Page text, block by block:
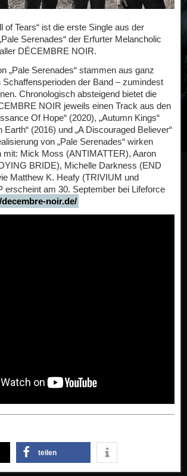
of Tears“ ist die erste Single aus der
Serenades“ der Erfurter Melancholic
DÉCEMBRE NOIR.
„Pale Serenades“ stammen aus ganz
Schaffensperioden der Band – zumindest
Chronologisch absteigend bietet die
NOIR jeweils einen Track aus den
Of Hope“ (2020), „Autumn Kings“
Earth“ (2016) und „A Discouraged Believer“
von „Pale Serenades“ wirken
mit: Mick Moss (ANTIMATTER), Aaron
BRIDE), Michelle Darkness (END
Matthew K. Heafy (TRIVIUM und
erscheint am 30. September bei Lifeforce
noir.de/
teilen